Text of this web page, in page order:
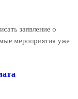
заявление о
мероприятия уже